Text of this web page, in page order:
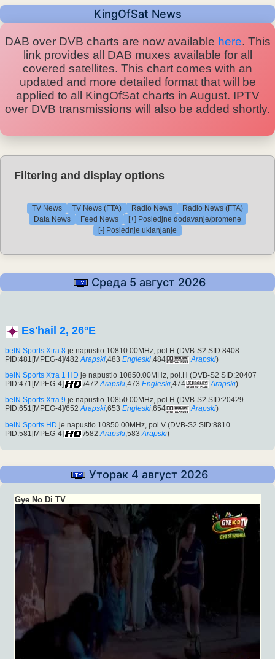
KingOfSat News
DAB over DVB charts are now available here. This
link provides all DAB muxes available for all
covered satellites. This chart comes with an
updated and more detailed format that will be
applied to all KingOfSat charts in August. IPTV
over DVB transmissions will also be added shortly.
Filtering and display options
TV News TV News (FTA) Radio News
Radio News (FTA)
Data News
Feed News
[+] Posledjne dodavanje/promene
[-] Poslednje uklanjanje
Среда 5 август 2026
Es'hail 2, 26°E
beIN Sports Xtra 8 je napustio 10810.00MHz, pol.H (DVB-S2 SID:8408
PID:481[MPEG-4]/482 Arapski ,483 Engleski ,484 Arapski)
beIN Sports Xtra 1 HD je napustio 10850.00MHz, pol.H (DVB-S2 SID:20407
PID:471[MPEG-4]
/472 Arapski,473 Engleski,474 Arapski)
beIN Sports Xtra 9 je napustio 10850.00MHz, pol.H (DVB-S2 SID:20429
PID:651[MPEG-4]/652 Arapski,653 Engleski,654 Arapski)
beIN Sports HD je napustio 10850.00MHz, pol.V (DVB-S2 SID:8810
PID:581[MPEG-4]
/582 Arapski ,583 Arapski)
Уторак 4 август 2026
Gye No Di TV